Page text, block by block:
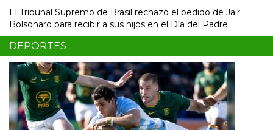
El Tribunal Supremo de Brasil rechazó el pedido de Jair
Bolsonaro para recibir a sus hijos en el Día del Padre
DEPORTES